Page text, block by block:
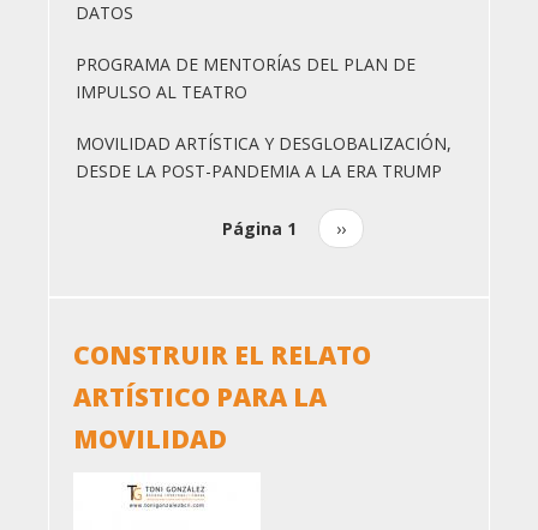
DATOS
PROGRAMA DE MENTORÍAS DEL PLAN DE
IMPULSO AL TEATRO
MOVILIDAD ARTÍSTICA Y DESGLOBALIZACIÓN,
DESDE LA POST-PANDEMIA A LA ERA TRUMP
Página 1
Siguiente
página
››
CONSTRUIR EL RELATO
ARTÍSTICO PARA LA
MOVILIDAD